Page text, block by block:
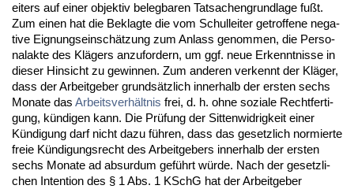
ei­ters auf ei­ner ob­jek­tiv be­leg­ba­ren Tat­sa­chen­grund­la­ge fußt.
Zum ei­nen hat die Be­klag­te die vom Schul­lei­ter ge­trof­fe­ne ne­ga­
ti­ve Eig­nungs­einschätzung zum An­lass ge­nom­men, die Per­so­
nal­ak­te des Klägers an­zu­for­dern, um ggf. neue Er­kennt­nis­se in
die­ser Hin­sicht zu ge­win­nen. Zum an­de­ren ver­kennt der Kläger,
dass der Ar­beit­ge­ber grundsätz­lich in­ner­halb der ers­ten sechs
Mo­na­te das Ar­beits­verhält­nis frei, d. h. oh­ne so­zia­le Recht­fer­ti­
gung, kündi­gen kann. Die Prüfung der Sit­ten­wid­rig­keit ei­ner
Kündi­gung darf nicht da­zu führen, dass das ge­setz­lich nor­mier­te
freie Kündi­gungs­recht des Ar­beit­ge­bers in­ner­halb der ers­ten
sechs Mo­na­te ad ab­sur­dum geführt würde. Nach der ge­setz­li­
chen In­ten­ti­on des § 1 Abs. 1 KSchG hat der Ar­beit­ge­ber